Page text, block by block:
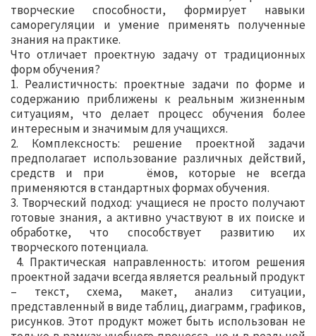
творческие способности, формирует навыки
саморегуляции и умение применять полученные
знания на практике.
Что отличает проектную задачу от традиционных
форм обучения?
1. Реалистичность: проектные задачи по форме и
содержанию приближены к реальным жизненным
ситуациям, что делает процесс обучения более
интересным и значимым для учащихся.
2. Комплексность: решение проектной задачи
предполагает использование различных действий,
средств и при ёмов, которые не всегда
применяются в стандартных формах обучения.
3. Творческий подход: учащиеся не просто получают
готовые знания, а активно участвуют в их поиске и
обработке, что способствует развитию их
творческого потенциала.
4. Практическая направленность: итогом решения
проектной задачи всегда является реальный продукт
– текст, схема, макет, анализ ситуации,
представленный в виде таблиц, диаграмм, графиков,
рисунков. Этот продукт может быть использован не